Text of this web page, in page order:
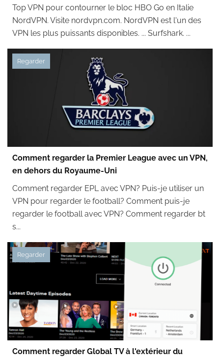
Top VPN pour contourner le bloc HBO Go en Italie
NordVPN. Visite nordvpn.com. NordVPN est l'un des
VPN les plus puissants disponibles. ... Surfshark. ...
Regarder
Comment regarder la Premier League avec un VPN,
en dehors du Royaume-Uni
Comment regarder EPL avec VPN? Puis-je utiliser un
VPN pour regarder le football? Comment puis-je
regarder le football avec VPN? Comment regarder bt
s...
Regarder
Comment regarder Global TV à l'extérieur du